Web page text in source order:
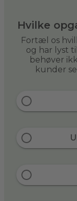
Hvilke
Fortæl os
og har lyst
behøver
kunder